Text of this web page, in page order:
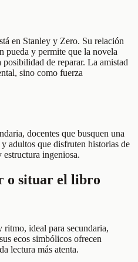
en Stanley y Zero. Su relación
pueda y permite que la novela
posibilidad de reparar. La amistad
sino como fuerza
docentes que busquen una
adultos que disfruten historias de
ingeniosa.
o situar el libro
ideal para secundaria,
ecos simbólicos ofrecen
lectura más atenta.